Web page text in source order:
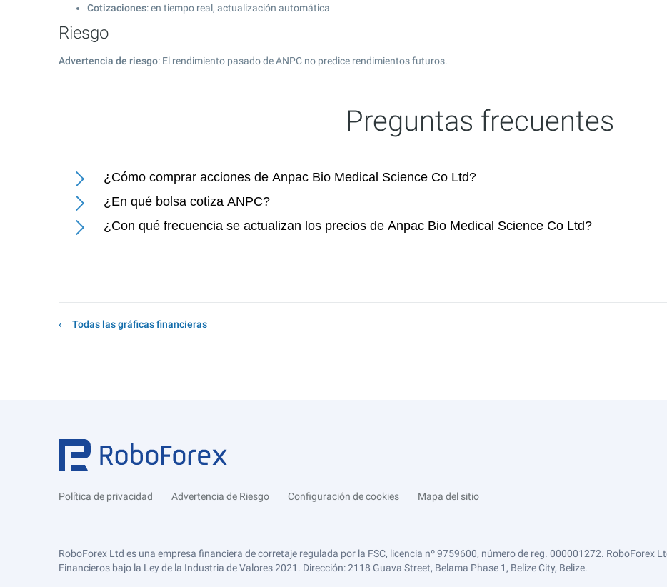
Cotizaciones: en tiempo real, actualización automática
Riesgo
Advertencia de riesgo: El rendimiento pasado de ANPC no predice rendimientos futuros.
Preguntas frecuentes
¿Cómo comprar acciones de Anpac Bio Medical Science Co Ltd?
¿En qué bolsa cotiza ANPC?
¿Con qué frecuencia se actualizan los precios de Anpac Bio Medical Science Co Ltd?
Todas las gráficas financieras
Política de privacidad Advertencia de Riesgo Configuración de cookies Mapa del sitio
RoboForex Ltd es una empresa financiera de corretaje regulada por la FSC, licencia nº 9759600, número de reg. 000001272. RoboForex
Financieros bajo la Ley de la Industria de Valores 2021. Dirección: 2118 Guava Street, Belama Phase 1, Belize City, Belize.